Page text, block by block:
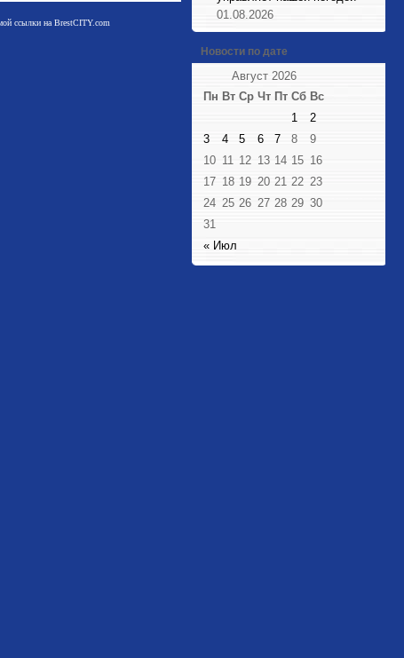
ссылки на BrestCITY.com
01.08.2026
Новости по дате
Август 2026
Пн Вт Ср Чт Пт Сб Вс
« Июл
1
2
3
4 5 6 7 8
9
10 11 12 13 14 15 16
17 18 19 20 21 22 23
24 25 26 27 28 29 30
31